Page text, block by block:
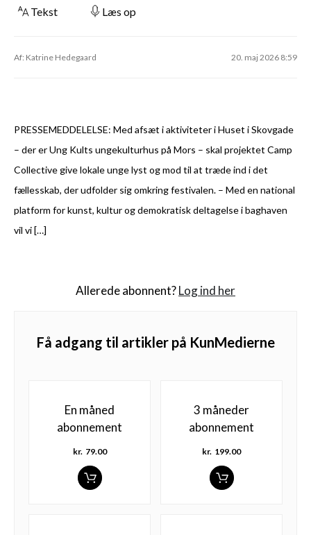
Tekst Læs op
Af: Katrine Hedegaard 20. maj 2026 8:59
PRESSEMEDDELELSE: Med afsæt i aktiviteter i Huset i Skovgade
– der er Ung Kults ungekulturhus på Mors – skal projektet Camp
Collective give lokale unge lyst og mod til at træde ind i det
fællesskab, der udfolder sig omkring festivalen. – Med en national
platform for kunst, kultur og demokratisk deltagelse i baghaven
vil vi […]
Allerede abonnent?Log ind her
Få adgang til artikler på KunMedierne
En måned
abonnement
kr. 79.00
3 måneder
abonnement
kr. 199.00